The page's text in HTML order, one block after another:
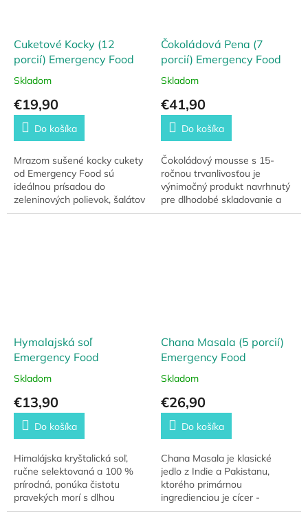
Cuketové Kocky (12
porcií) Emergency Food
Skladom
€19,90
Do košíka
Mrazom sušené kocky cukety
od Emergency Food sú
ideálnou prísadou do
zeleninových polievok, šalátov
či ako príloha k dusenému
Čokoládová Pena (7
porcií) Emergency Food
Skladom
€41,90
Do košíka
Čokoládový mousse s 15-
ročnou trvanlivosťou je
výnimočný produkt navrhnutý
pre dlhodobé skladovanie a
núdzové situácie. Táto
Hymalajská soľ
Emergency Food
Skladom
€13,90
Do košíka
Himalájska kryštalická soľ,
ručne selektovaná a 100 %
prírodná, ponúka čistotu
pravekých morí s dlhou
trvanlivosťou až 15 rokov.
Chana Masala (5 porcií)
Emergency Food
Skladom
€26,90
Do košíka
Chana Masala je klasické
jedlo z Indie a Pakistanu,
ktorého primárnou
ingredienciou je cícer -
strukovina s vysokým